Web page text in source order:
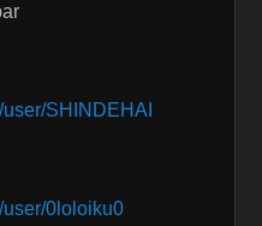
SHINDEHAI
user/0loloiku0